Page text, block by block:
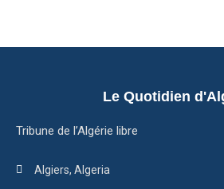
Le Quotidien
Tribune de l’Algérie libre
Algiers, Algeria